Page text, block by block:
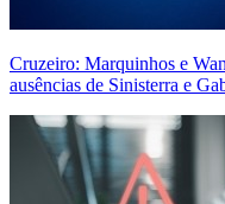
Cruzeiro: Marquinhos e
ausências de Sinisterra e